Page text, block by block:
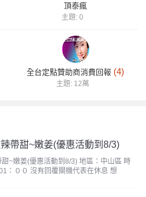
頂泰瘋
主題: 0
全台定點贊助商消費回報 (4)
主題: 12萬
帶甜~嫩姜(優惠活動到8/3)
(優惠活動到8/3) 地區：中山區 時
間：11：００～01：００ 沒有回覆關機代表在休息 想